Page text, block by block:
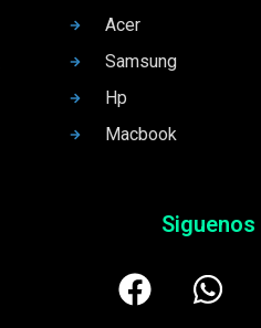
Acer
Samsung
Hp
Macbook
Siguenos